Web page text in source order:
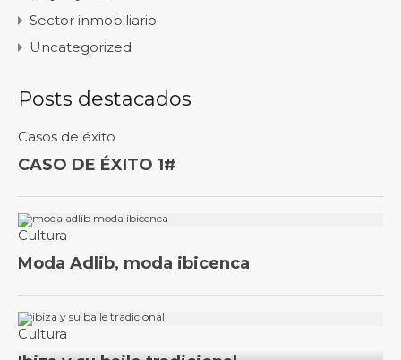
Sector inmobiliario
Uncategorized
Posts destacados